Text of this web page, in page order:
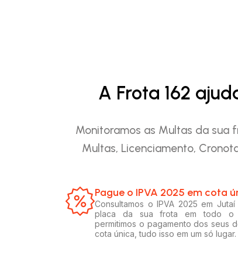
A Frota 162
Monitoramos as Multas da sua
Multas, Licenciamento,
Pague o IPVA 2025 em cota
Consultamos o IPVA 2025 em
placa da sua frota em todo o
permitimos o pagamento dos seus
cota única, tudo isso em um só lugar.